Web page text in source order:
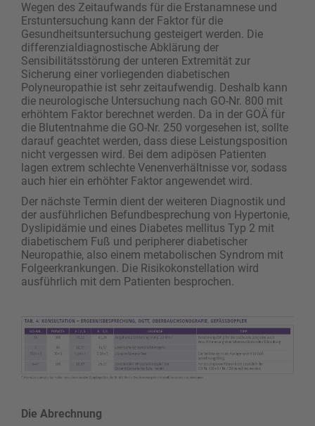
Wegen des Zeitaufwands für die Erstanamnese und
Erstuntersuchung kann der Faktor für die
Gesundheitsuntersuchung gesteigert werden. Die
differenzialdiagnostische Abklärung der
Sensibilitätsstörung der unteren Extremität zur
Sicherung einer vorliegenden diabetischen
Polyneuropathie ist sehr zeitaufwendig. Deshalb kann
die neurologische Untersuchung nach GO-Nr. 800 mit
erhöhtem Faktor berechnet werden. Da in der GOÄ für
die Blutentnahme die GO-Nr. 250 vorgesehen ist, sollte
darauf geachtet werden, dass diese Leistungsposition
nicht vergessen wird. Bei dem adipösen Patienten
lagen extrem schlechte Venenverhältnisse vor, sodass
auch hier ein erhöhter Faktor angewendet wird.
Der nächste Termin dient der weiteren Diagnostik und
der ausführlichen Befundbesprechung von Hypertonie,
Dyslipidämie und eines Diabetes mellitus Typ 2 mit
diabetischem Fuß und peripherer diabetischer
Neuropathie, also einem metabolischen Syndrom mit
Folgeerkrankungen. Die Risiko­konstellation wird
ausführlich mit dem Patienten besprochen.
Die Abrechnung